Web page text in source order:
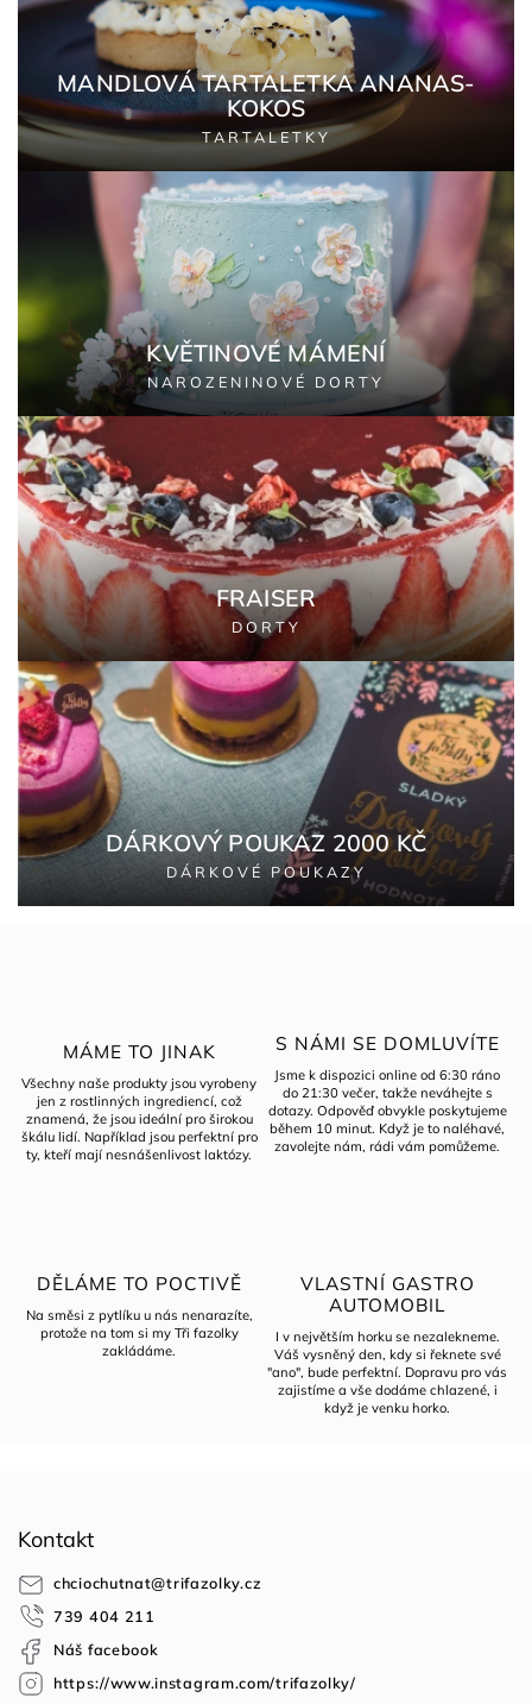
MANDLOVÁ TARTALETKA ANANAS-
KOKOS
TARTALETKY
KVĚTINOVÉ MÁMENÍ
NAROZENINOVÉ DORTY
FRAISER
DORTY
DÁRKOVÝ POUKAZ 2000 KČ
DÁRKOVÉ POUKAZY
MÁME TO JINAK
Všechny naše produkty jsou vyrobeny
jen z rostlinných ingrediencí, což
znamená, že jsou ideální pro širokou
škálu lidí. Například jsou perfektní pro
ty, kteří mají nesnášenlivost laktózy.
S NÁMI SE DOMLUVÍTE
Jsme k dispozici online od 6:30 ráno
do 21:30 večer, takže neváhejte s
dotazy. Odpověď obvykle poskytujeme
během 10 minut. Když je to naléhavé,
zavolejte nám, rádi vám pomůžeme.
DĚLÁME TO POCTIVĚ
Na směsi z pytlíku u nás nenarazíte,
protože na tom si my Tři fazolky
zakládáme.
VLASTNÍ GASTRO
AUTOMOBIL
I v největším horku se nezalekneme.
Váš vysněný den, kdy si řeknete své
"ano", bude perfektní. Dopravu pro vás
zajistíme a vše dodáme chlazené, i
když je venku horko.
Kontakt
chciochutnat@trifazolky.cz
739 404 211
Náš facebook
https://www.instagram.com/trifazolky/